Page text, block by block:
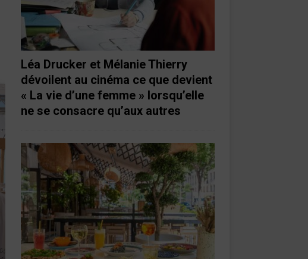
Léa Drucker et Mélanie Thierry
dévoilent au cinéma ce que devient
« La vie d’une femme » lorsqu’elle
ne se consacre qu’aux autres